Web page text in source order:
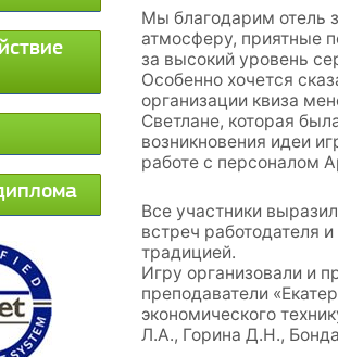
Мы благодарим отель
атмосферу, приятные
за высокий уровень
Особенно хочется
организации квиза
Светлане, которая
возникновения идеи
работе с персоналом
Все участники
встреч работодателя
традицией.
Игру организовали и
преподаватели
экономического
Л.А., Горина Д.Н.,